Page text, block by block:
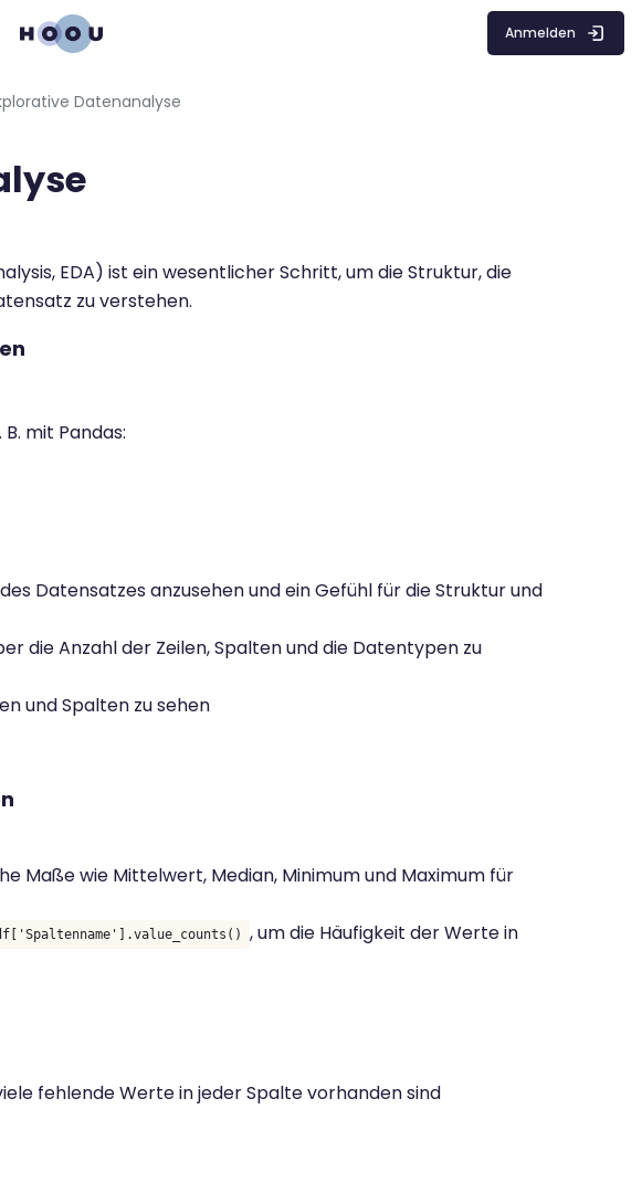
Anmelden
Datenanalyse
EDA) ist ein wesentlicher Schritt, um die Struktur, die
zu verstehen.
mit Pandas:
Datensatzes anzusehen und ein Gefühl für die Struktur und
die Anzahl der Zeilen, Spalten und die Datentypen zu
und Spalten zu sehen
Maße wie Mittelwert, Median, Minimum und Maximum für
, um die Häufigkeit der Werte in
fehlende Werte in jeder Spalte vorhanden sind